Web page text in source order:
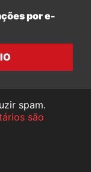
por e-
spam.
são